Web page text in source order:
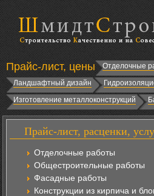
Прайс-лист, цены Отделочные
Ландшафтный дизайн
Изготовление металлоконструкций
Прайс-лист, расценки,
Отделочные работы
Общестроительные работы
Фасадные работы
Конструкции из кирпича и